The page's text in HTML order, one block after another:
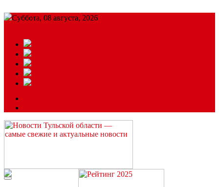
Суббота, 08 августа, 2026
Читайте последние новости дня в Тульской области на сайте
“ЗаНовомосковск”